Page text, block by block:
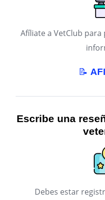
Afíliate a VetClub
📝
Escribe una
Debes estar